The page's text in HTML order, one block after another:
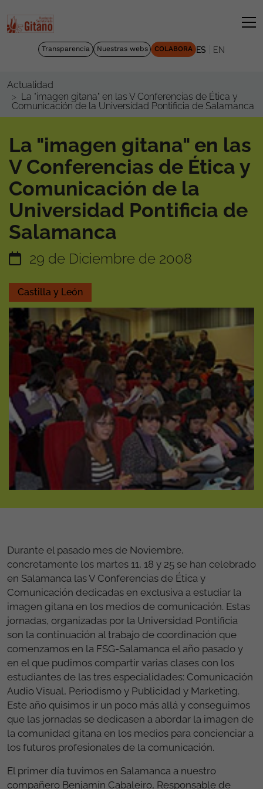
Transparencia Nuestras webs COLABORA ES EN
Actualidad
La "imagen gitana" en las V Conferencias de Ética y
Comunicación de la Universidad Pontificia de Salamanca
La "imagen gitana" en las
V Conferencias de Ética y
Comunicación de la
Universidad Pontificia de
Salamanca
29 de Diciembre de 2008
Castilla y León
Durante el pasado mes de Noviembre,
concretamente los martes 11, 18 y 25 se han celebrado
en Salamanca las V Conferencias de Ética y
Comunicación dedicadas en exclusiva a estudiar la
imagen gitana en los medios de comunicación. Estas
jornadas, organizadas por la Universidad Pontificia
son la continuación al trabajo de coordinación que
comenzamos en la FSG-Salamanca el año pasado y
en el que pudimos compartir varias clases con los
estudiantes de las tres especialidades: Comunicación
Audio Visual, Periodismo y Publicidad y Marketing.
Este año quisimos ir un poco más allá y conseguimos
que las jornadas se dedicasen a abordar la imagen de
la comunidad gitana en los medios para concienciar a
los futuros profesionales de la comunicación.
El primer día tuvimos en Salamanca a nuestro
compañero Benjamín Cabaleiro, Responsable de